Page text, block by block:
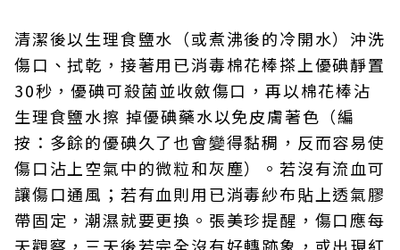
清潔後以生理食鹽水（或煮沸後的冷開水）沖洗
傷口、拭乾，接著用已消毒棉花棒搽上優碘靜置
30秒，優碘可殺菌並收斂傷口，再以棉花棒沾
生理食鹽水擦 掉優碘藥水以免皮膚著色（編
按：多餘的優碘久了也會變得黏稠，反而容易使
傷口沾上空氣中的微粒和灰塵）。若沒有流血可
讓傷口通風；若有血則用已消毒紗布貼上透氣膠
帶固定，潮濕就要更換。張美珍提醒，傷口應每